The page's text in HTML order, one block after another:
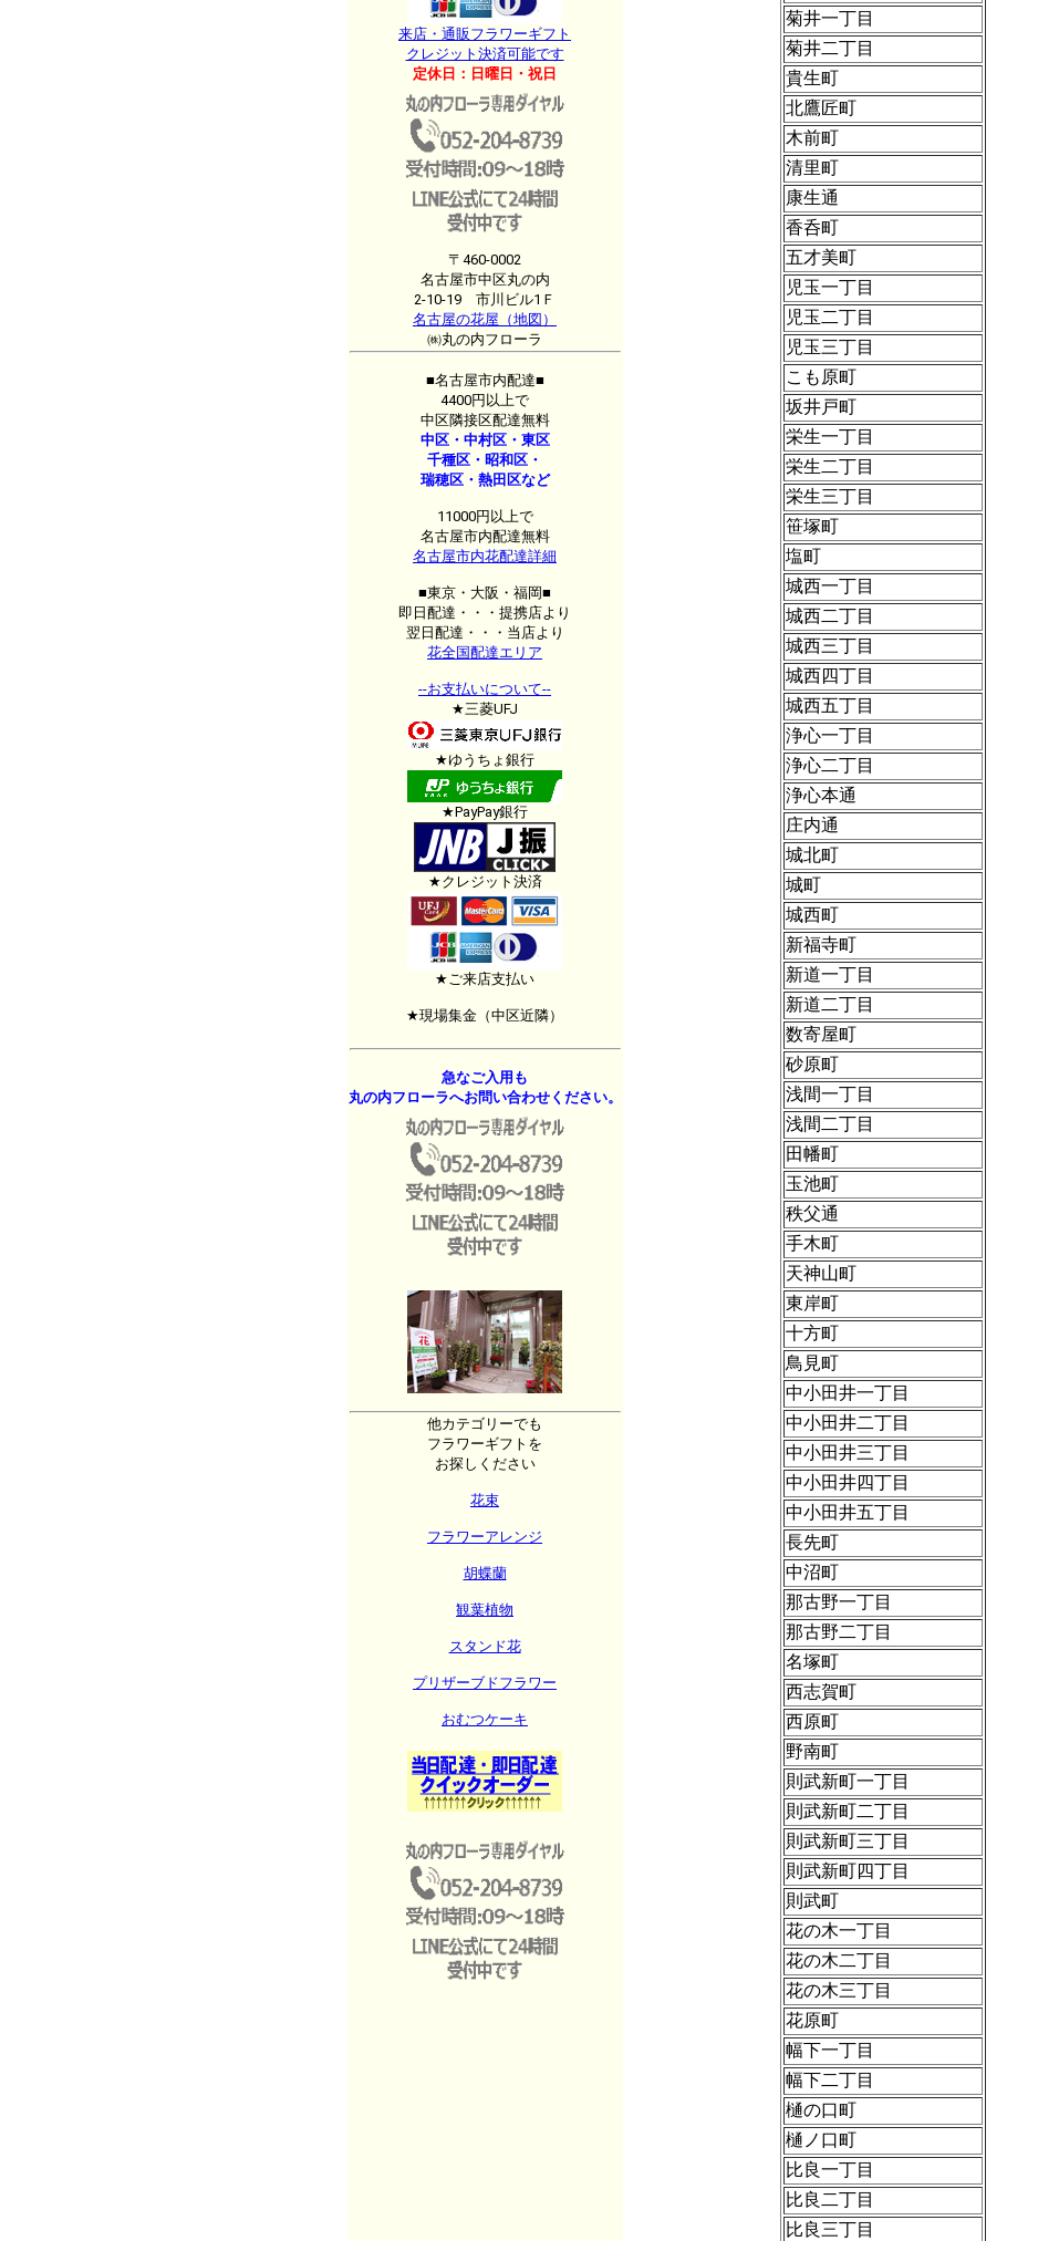
来店・通販フラワーギフト
クレジット決済可能です
定休日：日曜日・祝日
〒460-0002
名古屋市中区丸の内
2-10-19 市川ビル1Ｆ
名古屋の花屋（地図）
㈱丸の内フローラ
■名古屋市内配達■
4400円以上で
中区隣接区配達無料
中区・中村区・東区
千種区・昭和区・
瑞穂区・熱田区など
11000円以上で
名古屋市内配達無料
名古屋市内花配達詳細
■東京・大阪・福岡■
即日配達・・・提携店より
翌日配達・・・当店より
花全国配達エリア
--お支払いについて--
★三菱UFJ
★ゆうちょ銀行
★PayPay銀行
★クレジット決済
★ご来店支払い
★現場集金（中区近隣）
急なご入用も
丸の内フローラへお問い合わせください。
他カテゴリーでも
フラワーギフトを
お探しください
花束
フラワーアレンジ
胡蝶蘭
観葉植物
スタンド花
プリザーブドフラワー
おむつケーキ
菊井一丁目
菊井二丁目
貴生町
北鷹匠町
木前町
清里町
康生通
香呑町
五才美町
児玉一丁目
児玉二丁目
児玉三丁目
こも原町
坂井戸町
栄生一丁目
栄生二丁目
栄生三丁目
笹塚町
塩町
城西一丁目
城西二丁目
城西三丁目
城西四丁目
城西五丁目
浄心一丁目
浄心二丁目
浄心本通
庄内通
城北町
城町
城西町
新福寺町
新道一丁目
新道二丁目
数寄屋町
砂原町
浅間一丁目
浅間二丁目
田幡町
玉池町
秩父通
手木町
天神山町
東岸町
十方町
鳥見町
中小田井一丁目
中小田井二丁目
中小田井三丁目
中小田井四丁目
中小田井五丁目
長先町
中沼町
那古野一丁目
那古野二丁目
名塚町
西志賀町
西原町
野南町
則武新町一丁目
則武新町二丁目
則武新町三丁目
則武新町四丁目
則武町
花の木一丁目
花の木二丁目
花の木三丁目
花原町
幅下一丁目
幅下二丁目
樋の口町
樋ノ口町
比良一丁目
比良二丁目
比良三丁目